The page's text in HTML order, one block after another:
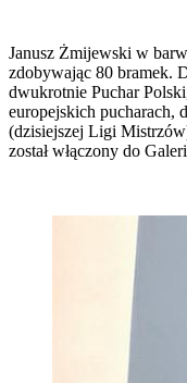
Janusz Żmijewski w
zdobywając 80 bramek.
dwukrotnie Puchar
europejskich pucharach,
(dzisiejszej Ligi
został włączony do